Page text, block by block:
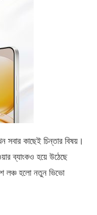
সবার কাছেই চিন্তার বিষয়।
ব্যাংকও হয়ে উঠেছে
লঞ্চ হলো নতুন ভিভো